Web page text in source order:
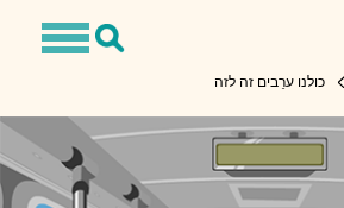
Toggle
navigationToggle
כולנו ערֵבים זה לזה